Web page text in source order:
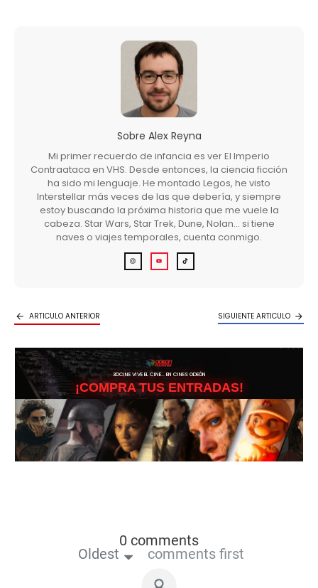
Sobre Alex Reyna
Mi primer recuerdo de infancia es ver El Imperio
Contraataca en VHS. Desde entonces, la ciencia ficción
ha sido mi lenguaje. He montado Legos, he visto
Interstellar más veces de las que debería, y siempre
estoy buscando la próxima historia que me vuele la
cabeza. Star Wars, Star Trek, Dune, Nolan… si tiene
naves o viajes temporales, cuenta conmigo.
ARTICULO ANTERIOR SIGUIENTE ARTICULO
3DCINE VIVE EL CINE… EN CINES ODEÓN
¡COMPRA TUS ENTRADAS!
0 comments
Oldest comments first